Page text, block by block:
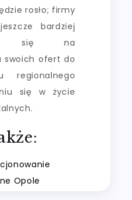
rosło; firmy
bardziej
się na
swoich ofert do
regionalnego
się w życie
Opole